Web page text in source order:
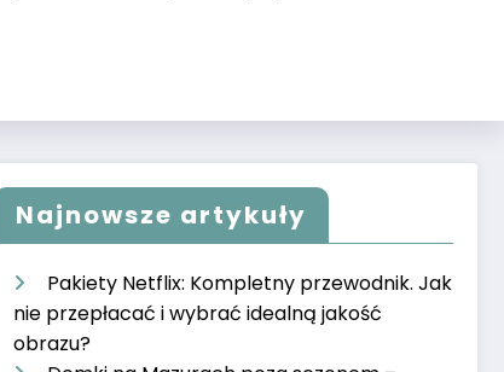
Najnowsze artykuły
Pakiety Netflix: Kompletny przewodnik. Jak
nie przepłacać i wybrać idealną jakość
obrazu?